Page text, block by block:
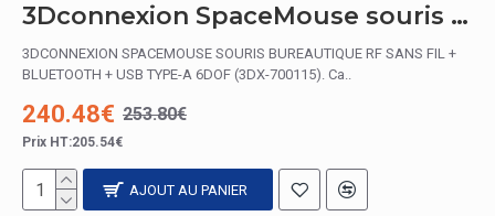
3Dconnexion SpaceMouse souris RF Wireless + Bluetooth + USB Type-A 6DoF
3DCONNEXION SPACEMOUSE SOURIS BUREAUTIQUE RF SANS FIL +
BLUETOOTH + USB TYPE-A 6DOF (3DX-700115). Ca..
240.48€ 253.80€
Prix HT:205.54€
AJOUT AU PANIER